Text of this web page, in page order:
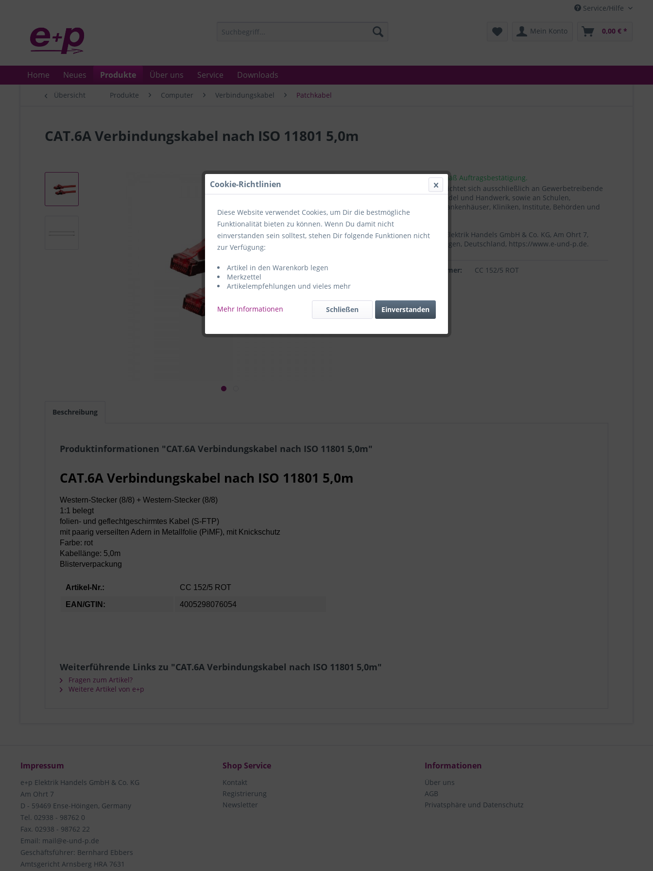
Service/Hilfe
Mein Konto 0,00 € *
Home Neues Produkte Über uns Service Downloads
Übersicht Produkte Computer Verbindungskabel Patchkabel
CAT.6A Verbindungskabel nach ISO 11801 5,0m
Lieferzeit gemäß Auftragsbestätigung.
Unser Angebot richtet sich ausschließlich an Gewerbetreibende
in Industrie, Handel und Handwerk, sowie an Schulen,
Laboratorien, Krankenhäuser, Kliniken, Institute, Behörden und
Ämter.
Hersteller:e+p Elektrik Handels GmbH & Co. KG, Am Ohrt 7,
59469 Ense-Höingen, Deutschland, https://www.e-und-p.de.
e+p Artikelnummer: CC 152/5 ROT
Beschreibung
Produktinformationen "CAT.6A Verbindungskabel nach ISO 11801 5,0m"
CAT.6A Verbindungskabel nach ISO 11801 5,0m
Western-Stecker (8/8) + Western-Stecker (8/8)
1:1 belegt
folien- und geflechtgeschirmtes Kabel (S-FTP)
mit paarig verseilten Adern in Metallfolie (PiMF), mit Knickschutz
Farbe: rot
Kabellänge: 5,0m
Blisterverpackung
Artikel-Nr.: CC 152/5 ROT
EAN/GTIN: 4005298076054
Weiterführende Links zu "CAT.6A Verbindungskabel nach ISO 11801 5,0m"
Fragen zum Artikel?
Weitere Artikel von e+p
Impressum
e+p Elektrik Handels GmbH & Co. KG
Am Ohrt 7
D - 59469 Ense-Höingen, Germany
Tel. 02938 - 98762 0
Fax. 02938 - 98762 22
Email: mail@e-und-p.de
Geschäftsführer: Bernhard Ebbers
Amtsgericht Arnsberg HRA 7631
Shop Service
Kontakt
Registrierung
Newsletter
Informationen
Über uns
AGB
Privatsphäre und Datenschutz
Cookie-Richtlinien
Diese Website verwendet Cookies, um Dir die bestmögliche
Funktionalität bieten zu können. Wenn Du damit nicht
einverstanden sein solltest, stehen Dir folgende Funktionen nicht
zur Verfügung:
Artikel in den Warenkorb legen
Merkzettel
Artikelempfehlungen und vieles mehr
Mehr Informationen Einverstanden
Schließen